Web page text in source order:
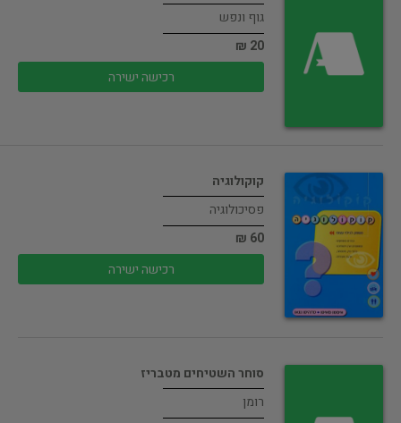
גוף ונפש
20 ₪
רכישה ישירה
קוקולוגיה
פסיכולוגיה
60 ₪
רכישה ישירה
סוחר השטיחים מטבריז
רומן